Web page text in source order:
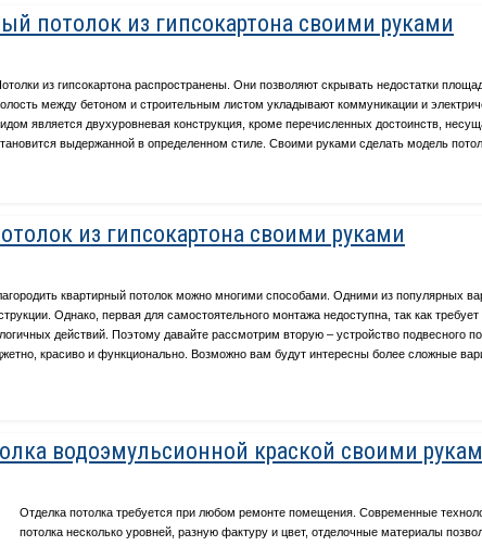
потолок из гипсокартона своими руками
из гипсокартона распространены. Они позволяют скрывать недостатки
между бетоном и строительным листом укладывают коммуникации и
является двухуровневая конструкция, кроме перечисленных достоинств,
выдержанной в определенном стиле. Своими руками сделать модель
из гипсокартона своими руками
квартирный потолок можно многими способами. Одними из популярных
Однако, первая для самостоятельного монтажа недоступна, так как
действий. Поэтому давайте рассмотрим вторую – устройство подвесного
красиво и функционально. Возможно вам будут интересны более сложные
водоэмульсионной краской своими
Отделка потолка требуется при любом ремонте помещения. Современные
потолка несколько уровней, разную фактуру и цвет, отделочные материалы